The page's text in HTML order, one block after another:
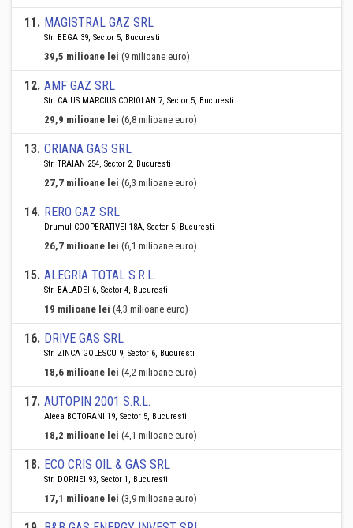
11. MAGISTRAL GAZ SRL
Str. BEGA 39, Sector 5, Bucuresti
39,5 milioane lei (9 milioane euro)
12. AMF GAZ SRL
Str. CAIUS MARCIUS CORIOLAN 7, Sector 5, Bucuresti
29,9 milioane lei (6,8 milioane euro)
13. CRIANA GAS SRL
Str. TRAIAN 254, Sector 2, Bucuresti
27,7 milioane lei (6,3 milioane euro)
14. RERO GAZ SRL
Drumul COOPERATIVEI 18A, Sector 5, Bucuresti
26,7 milioane lei (6,1 milioane euro)
15. ALEGRIA TOTAL S.R.L.
Str. BALADEI 6, Sector 4, Bucuresti
19 milioane lei (4,3 milioane euro)
16. DRIVE GAS SRL
Str. ZINCA GOLESCU 9, Sector 6, Bucuresti
18,6 milioane lei (4,2 milioane euro)
17. AUTOPIN 2001 S.R.L.
Aleea BOTORANI 19, Sector 5, Bucuresti
18,2 milioane lei (4,1 milioane euro)
18. ECO CRIS OIL & GAS SRL
Str. DORNEI 93, Sector 1, Bucuresti
17,1 milioane lei (3,9 milioane euro)